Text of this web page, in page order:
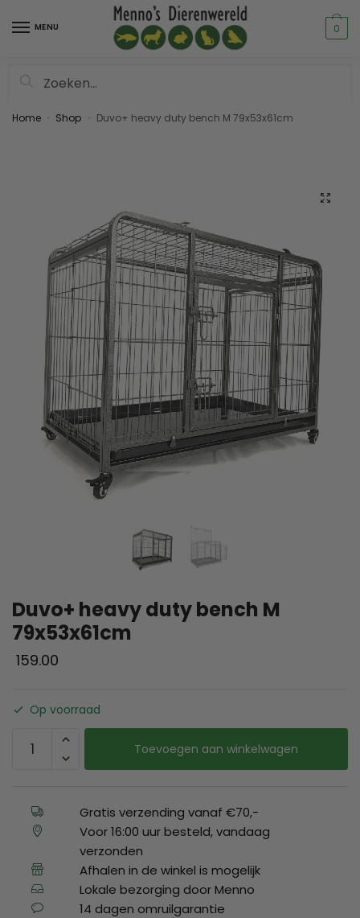
MENU 0
Home Shop Duvo+ heavy duty bench M 79x53x61cm
Duvo+ heavy duty bench M
79x53x61cm
159.00
Op voorraad
Toevoegen aan winkelwagen
Gratis verzending vanaf €70,-
Voor 16:00 uur besteld, vandaag
verzonden
Afhalen in de winkel is mogelijk
Lokale bezorging door Menno
14 dagen omruilgarantie